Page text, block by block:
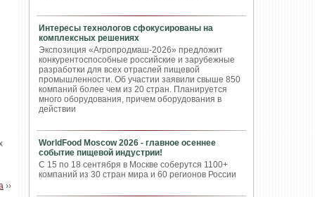
Интересы технологов сфокусированы на
комплексных решениях
Экспозиция «Агропродмаш-2026» предложит
конкурентоспособные российские и зарубежные
разработки для всех отраслей пищевой
промышленности. Об участии заявили свыше 850
компаний более чем из 20 стран. Планируется
много оборудования, причем оборудования в
действии
WorldFood Moscow 2026 - главное осеннее
событие пищевой индустрии!
С 15 по 18 сентября в Москве соберутся 1100+
компаний из 30 стран мира и 60 регионов России
››